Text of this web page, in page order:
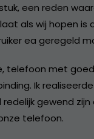
een reden
als wij hopen is
ea geregeld
telefoon met
Ik
redelijk gewend
telefoon.